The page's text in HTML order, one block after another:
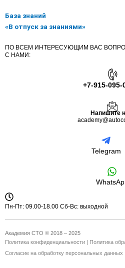
База знаний
«В отпуск за знаниями»
ПО ВСЕМ ИНТЕРЕСУЮЩИМ ВАС
С НАМИ:
+7-915-095-
Напишите
Telegram
Пн-Пт: 09.00-18.00 Сб-Вс: выходной
Академия СТО © 2018 – 2025
Политика конфиденциальности | Политика
Согласие на обработку персональных данных